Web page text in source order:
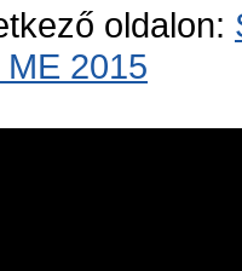
oldalon:
2015